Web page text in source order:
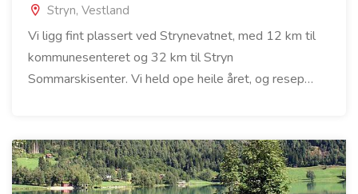
Stryn, Vestland
Vi ligg fint plassert ved Strynevatnet, med 12 km til
kommunesenteret og 32 km til Stryn
Sommarskisenter. Vi held ope heile året, og resep…